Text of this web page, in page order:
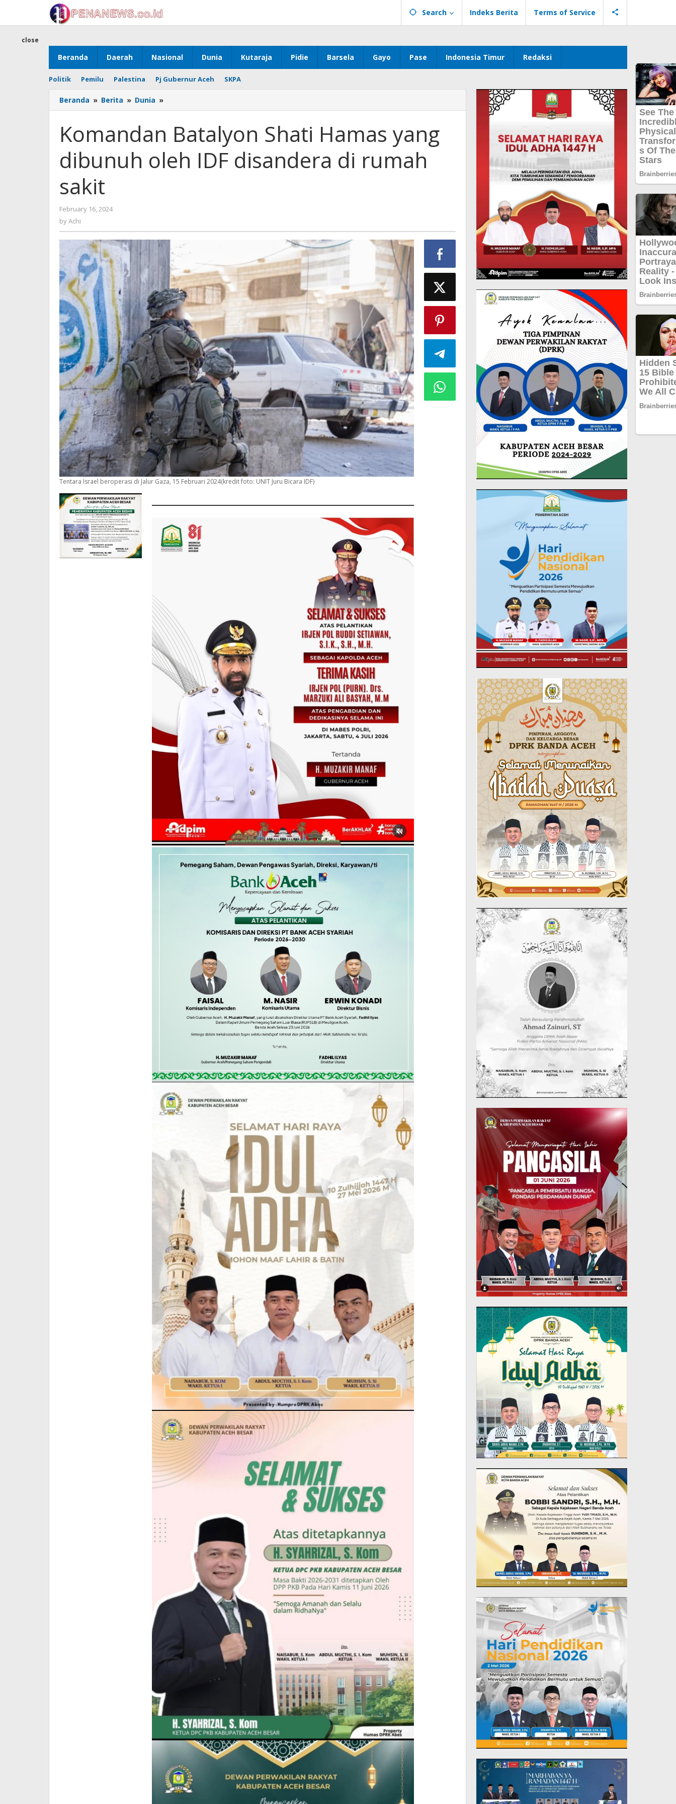
content
Search Indeks Berita Terms of Service
Beranda Daerah Nasional Dunia Kutaraja Pidie Barsela Gayo Pase Indonesia Timur Redaksi
Politik Pemilu Palestina Pj Gubernur Aceh SKPA
close
Beranda » Berita » Dunia »
Batalyon
Hamas
yang
dibunuh
oleh
Komandan Batalyon Shati Hamas yang
dibunuh oleh IDF disandera di rumah
sakit
February 16, 2024
byAchi
Tentara Israel beroperasi di Jalur Gaza, 15 Februari 2024(kredit foto: UNIT Juru Bicara IDF)